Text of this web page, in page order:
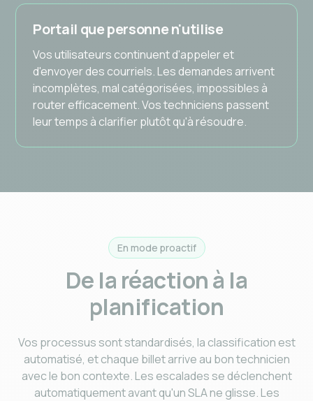
Portail que personne n'utilise
Vos utilisateurs continuent d'appeler et
d'envoyer des courriels. Les demandes arrivent
incomplètes, mal catégorisées, impossibles à
router efficacement. Vos techniciens passent
leur temps à clarifier plutôt qu'à résoudre.
En mode proactif
De la réaction à la
planification
Vos processus sont standardisés, la classification est
automatisé, et chaque billet arrive au bon technicien
avec le bon contexte. Les escalades se déclenchent
automatiquement avant qu'un SLA ne glisse. Les